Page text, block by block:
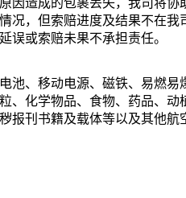
因造成的包裹丢失，我司将协
况，但索赔进度及结果不在我
误或索赔未果不承担责任。
池、移动电源、磁铁、易燃易
、化学物品、食物、药品、动
报刊书籍及载体等以及其他航